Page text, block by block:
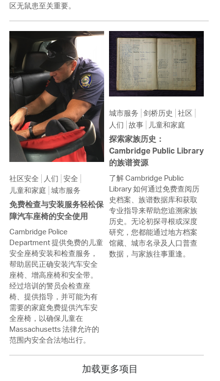
区无鼠患至关重要。
社区安全 人们 安全
儿童和家庭 城市服务
免费检查与安装服务轻松保
障汽车座椅的安全使用
Cambridge Police
Department 提供免费的儿童
安全座椅安装和检查服务，
帮助居民正确安装汽车安全
座椅、增高座椅和安全带。
经过培训的警员会检查座
椅、提供指导，并可能为有
需要的家庭免费提供汽车安
全座椅，以确保儿童在
Massachusetts 法律允许的
范围内安全合法地出行。
城市服务 剑桥历史
社区
人们 故事 儿童和家庭
探索家族历史：
Cambridge Public Library
的族谱资源
了解 Cambridge Public
Library 如何通过免费查阅历
史档案、族谱数据库和获取
专业指导来帮助您追溯家族
历史。无论初探寻根或深度
研究，您都能通过地方档案
馆藏、城市名录及人口普查
数据，与家族往事重逢。
加载更多项目